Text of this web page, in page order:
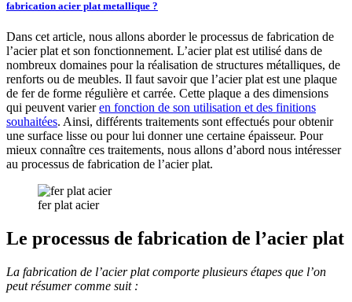
fabrication acier plat metallique ?
Dans cet article, nous allons aborder le processus de fabrication de
l’acier plat et son fonctionnement. L’acier plat est utilisé dans de
nombreux domaines pour la réalisation de structures métalliques, de
renforts ou de meubles. Il faut savoir que l’acier plat est une plaque
de fer de forme régulière et carrée. Cette plaque a des dimensions
qui peuvent varieren fonction de son utilisation et des finitions
souhaitées. Ainsi, différents traitements sont effectués pour obtenir
une surface lisse ou pour lui donner une certaine épaisseur. Pour
mieux connaître ces traitements, nous allons d’abord nous intéresser
au processus de fabrication de l’acier plat.
fer plat acier
Le processus de fabrication de l’acier plat
La fabrication de l’acier plat comporte plusieurs étapes que l’on
peut résumer comme suit :